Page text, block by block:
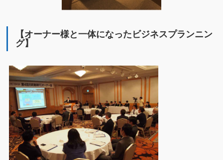
【オーナー様と一体になったビジネスプランニン
グ】